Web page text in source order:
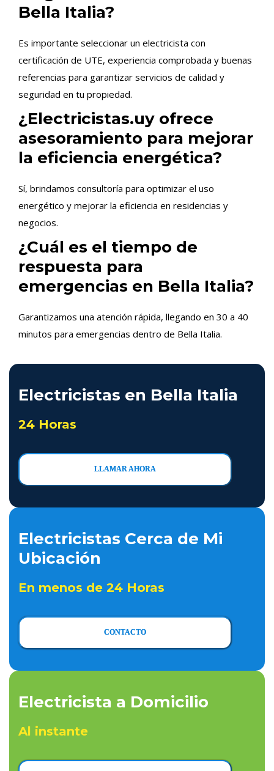
Bella Italia?
Es importante seleccionar un electricista con
certificación de UTE, experiencia comprobada y buenas
referencias para garantizar servicios de calidad y
seguridad en tu propiedad.
¿Electricistas.uy ofrece
asesoramiento para mejorar
la eficiencia energética?
Sí, brindamos consultoría para optimizar el uso
energético y mejorar la eficiencia en residencias y
negocios.
¿Cuál es el tiempo de
respuesta para
emergencias en Bella Italia?
Garantizamos una atención rápida, llegando en 30 a 40
minutos para emergencias dentro de Bella Italia.
Electricistas en Bella Italia
24 Horas
LLAMAR AHORA
Electricistas Cerca de Mi
Ubicación
En menos de 24 Horas
CONTACTO
Electricista a Domicilio
Al instante